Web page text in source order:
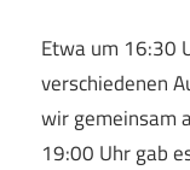
Etwa um 16:30
verschiedenen
wir gemeinsam
19:00 Uhr gab